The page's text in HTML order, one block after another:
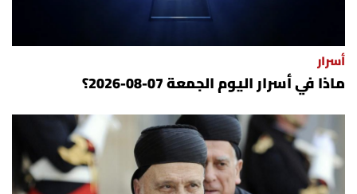
أسرار
ماذا في أسرار اليوم الجمعة 07-08-2026؟